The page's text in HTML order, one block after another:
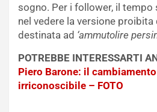
sogno. Per i follower, il tempo
nel vedere la versione proibita
destinata ad ‘ammutolire
POTREBBE INTERESSARTI
Piero Barone: il
irriconoscibile – FOTO